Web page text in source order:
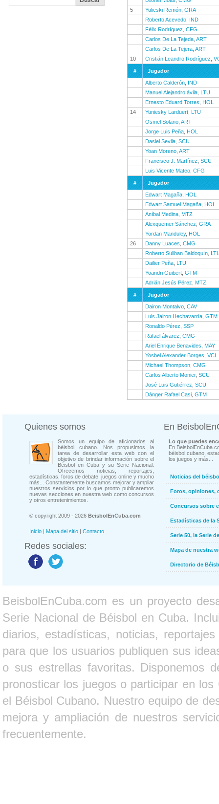
5
Yulieski Remón GRA
Roberto Acevedo IND
Félix Rodríguez CFG
Carlos De La Tejeda ART
Carlos De La Tejera ART
10
Cristián Leandro Rodríguez
#
Jugador
Alberto Calderón IND
Manuel Alejandro ávila LTU
Ernesto Eduard Torres
HOL
14
Yuniesky Larduert LTU
Osmel Solano ART
Jorge Luis Peña HOL
Dasiel Sevila SCU
Yoan Moreno ART
Francisco J. Martínez SCU
Luis Vicente Mateo CFG
#
Jugador
Edwart Magaña HOL
Edwart Samuel Magaña HOL
Aníbal Medina MTZ
Alexquemer Sánchez GRA
Yordan Manduley, HOL
26
Danny Luaces CMG
Roberto Suliban Baldoquín
Dailier Peña LTU
Yoandri Guibert GTM
Adrián Jesús Pérez
MTZ
#
Jugador
Dairon Montalvo CAV
Luis Jairon Hechavarría GTM
Ronaldo Pérez SSP
Rafael álvarez CMG
Ariel Enrique Benavides
MAY
Yosbel Alexander Borges VCL
Michael Thompson CMG
Carlos Alberto Monier, SCU
José Luis Gutiérrez SCU
Dánger Rafael Casi GTM
Quienes somos
Somos un equipo de aficionados al
béisbol cubano. Nos propusimos la
tarea de desarrollar esta web con el
objetivo de brindar información sobre el
Béisbol en Cuba y su Serie Nacional.
Ofrecemos noticias, reportajes,
estadísticas, foros de debate, juegos online y mucho
más... Constantemente buscamos mejorar y ampliar
nuestros servicios por lo que pronto publicaremos
nuevas secciones en nuestra web como concursos
y otros entretenimientos.
© copyright 2009 - 2026 BeisbolEnCuba.com
Inicio | Mapa del sitio | Contacto
Redes sociales:
En
Lo que puedes
En
béisbol cubano,
los juegos y más...
Noticias del
Foros, opiniones,
Concursos sobre
Estadísticas de la
Serie 50, la Serie
Mapa de nuestra
Directorio de
BeisbolEnCuba.com es un proyecto
Serie Nacional de Béisbol en Cuba.
diarios, estadísticas, noticias,
para que los usuarios publiquen sus
o sus estrellas favoritas. Disponemos
pronosticar los juegos o participar en
el Béisbol Cubano. Nuestro equipo de
mejora y ampliación de nuestros
frecuentemente.